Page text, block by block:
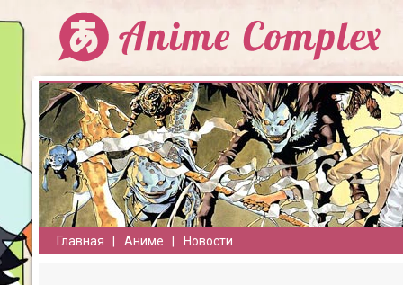
Главная Аниме Новости